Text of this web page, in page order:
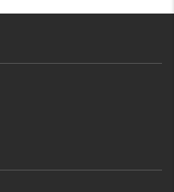
Breakage
Spray